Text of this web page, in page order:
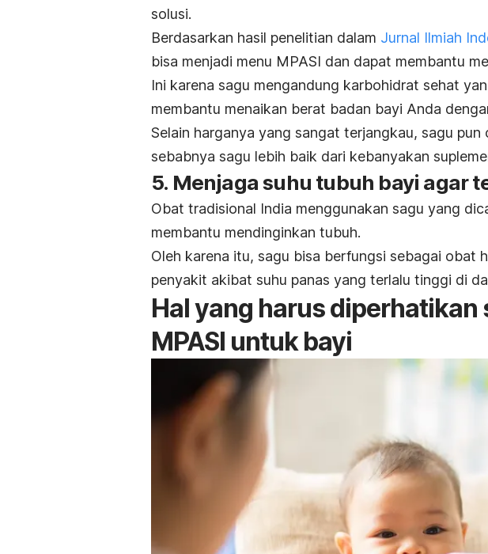
solusi.
Berdasarkan hasil penelitian dalam Jurnal Ilmiah
bisa menjadi menu MPASI dan dapat membantu
Ini karena sagu mengandung karbohidrat sehat
membantu menaikan berat badan bayi Anda
Selain harganya yang sangat terjangkau, sagu pun
sebabnya sagu lebih baik dari kebanyakan
5. Menjaga suhu tubuh bayi agar
Obat tradisional India menggunakan sagu yang
membantu mendinginkan tubuh.
Oleh karena itu, sagu bisa berfungsi sebagai obat
penyakit akibat suhu panas yang terlalu tinggi di
Hal yang harus diperhatikan
MPASI untuk bayi